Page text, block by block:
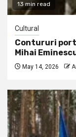
13 min read
Cultural
Contururi
Mihai
May 14, 2026